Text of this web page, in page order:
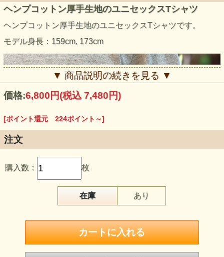
ヘンプコットン厚手生地のユニセックスTシャツ
ヘンプコットン厚手生地のユニセックスTシャツです。
モデル身長：159cm, 173cm
▼ 商品説明の続きを見る ▼
価格:6,800円(税込 7,480円)
[ポイント還元 224ポイント～]
注文
購入数： 枚
在庫 あり